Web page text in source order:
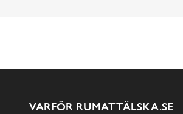
VARFÖR RUMATTÄLSKA.SE